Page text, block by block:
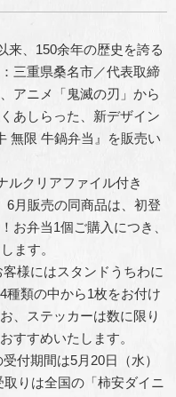
来、150余年の歴史を誇る
三重県桑名市／代表取締
アニメ「鬼滅の刃」から
あしらった、新デザイン
無限 牛鍋弁当』を販売い
ルクリアファイル付き
6月販売の同商品は、初登
お弁当1個ご購入につき、
ます。
様にはスタンドうちわに
種類の中から1枚をお付け
、ステッカーは数に限り
すすめいたします。
付期間は5月20日（水）
りは全国の「柿安ダイニ